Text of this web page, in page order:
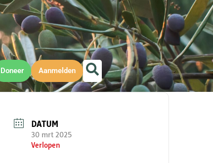
Doneer Aanmelden
DATUM
30 mrt 2025
Verlopen